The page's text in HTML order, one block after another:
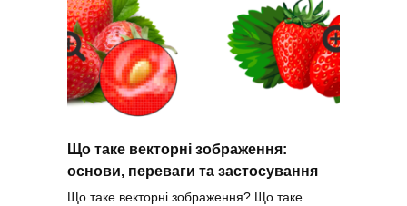
Що таке векторні зображення:
основи, переваги та застосування
Що таке векторні зображення? Що таке